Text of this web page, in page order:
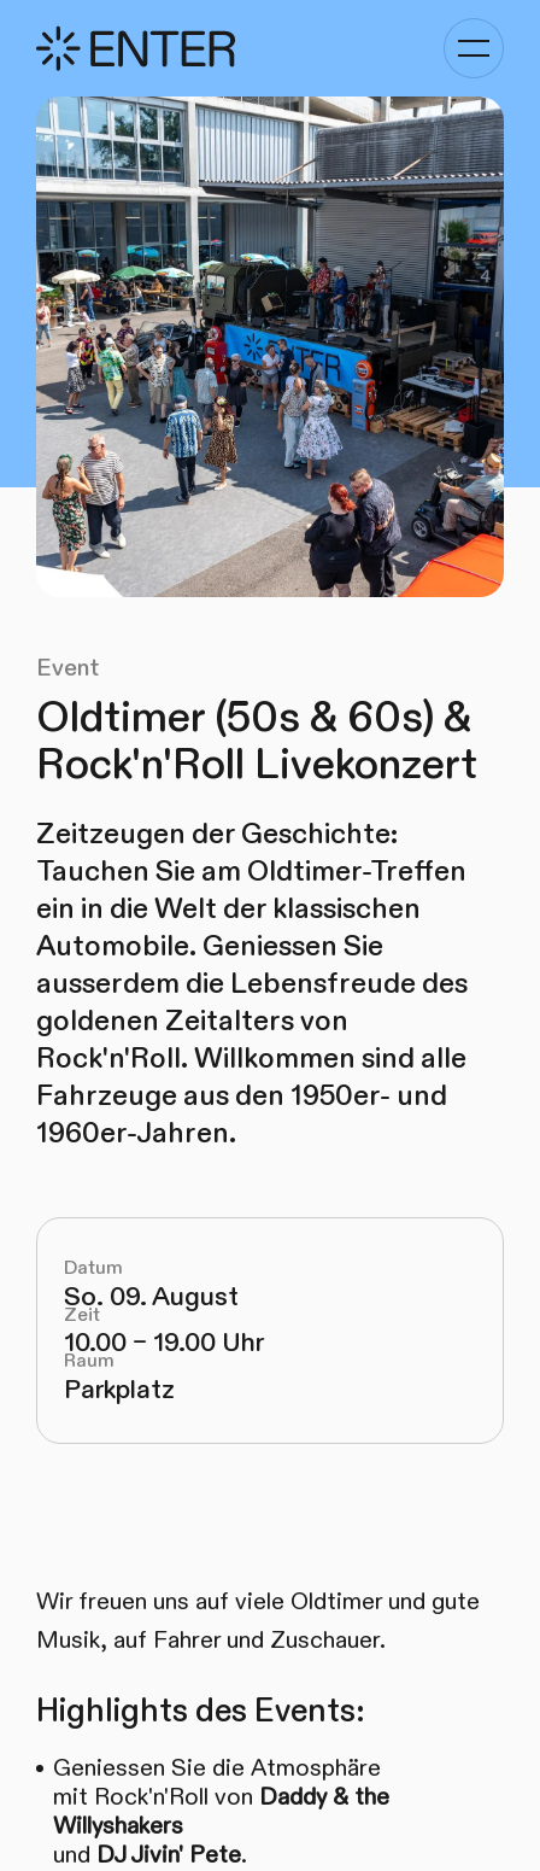
anzeigen
Event
Oldtimer (50s & 60s) &
Rock'n'Roll Livekonzert
Zeitzeugen der Geschichte:
Tauchen Sie am Oldtimer-Treffen
ein in die Welt der klassischen
Automobile. Geniessen Sie
ausserdem die Lebensfreude des
goldenen Zeitalters von
Rock'n'Roll. Willkommen sind alle
Fahrzeuge aus den 1950er- und
1960er-Jahren.
Datum
So. 09. August
Zeit
10.00 – 19.00 Uhr
Raum
Parkplatz
Wir freuen uns auf viele Oldtimer und gute
Musik, auf Fahrer und Zuschauer.
Highlights des Events:
Geniessen Sie die Atmosphäre
mit Rock'n'Roll von Daddy & the
Willyshakers
und DJ Jivin' Pete.